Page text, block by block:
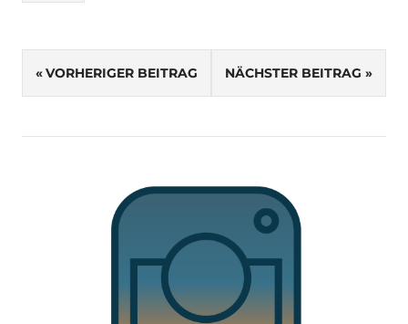
Beitragsnavigation
VORHERIGER BEITRAG NÄCHSTER BEITRAG